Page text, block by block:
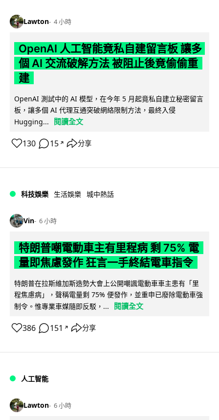
Lawton 4 小時
OpenAI 人工智能竟私自建留言板 讓多
個 AI 交流破解方法 被阻止後竟偷偷重
建
OpenAI 測試中的 AI 模型，在今年 5 月起竟私自建立秘密留言
板，讓多個 AI 代理互通突破網絡限制方法，最終入侵
Hugging...
閱讀全文
130 15 ↗ 分享
科技娛樂 生活娛樂 城中熱話
Vin 6 小時
特朗普嘲電動車主有里程病 剩 75% 電
量即焦慮發作 狂言一手終結電車指令
特朗普在拉斯維加斯造勢大會上公開嘲諷電動車車主患有「里
程焦慮病」，聲稱電量剩 75% 便發作，並重申已廢除電動車強
制令。惟專業車媒隨即反駁，...
閱讀全文
386 151 ↗ 分享
人工智能
Lawton 6 小時